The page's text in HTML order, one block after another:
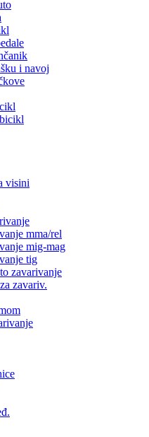
i navoj
visini
mma/rel
mig-mag
tig
zavarivanje
zavariv.